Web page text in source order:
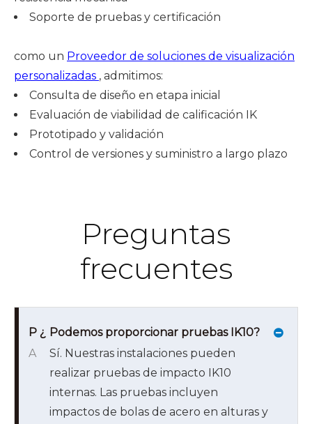
Soporte de pruebas y certificación
como un Proveedor de soluciones de visualización
personalizadas , admitimos:
Consulta de diseño en etapa inicial
Evaluación de viabilidad de calificación IK
Prototipado y validación
Control de versiones y suministro a largo plazo
Preguntas
frecuentes
P ¿ Podemos proporcionar pruebas IK10?
A
Sí. Nuestras instalaciones pueden
realizar pruebas de impacto IK10
internas. Las pruebas incluyen
impactos de bolas de acero en alturas y